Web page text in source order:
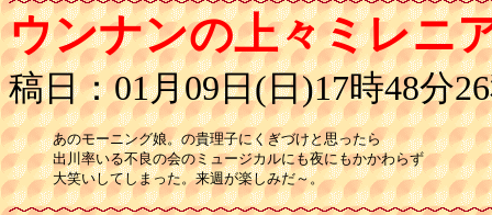
ウンナンの上々ミレニ
稿日：01月09日(日)17時48分
あのモーニング娘。の貴理子にくぎづけと思ったら
出川率いる不良の会のミュージカルにも夜にもかかわらず
大笑いしてしまった。来週が楽しみだ～。